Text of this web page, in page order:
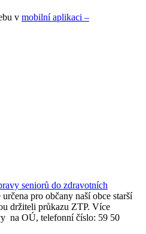
v mobilní aplikaci –
seniorů do zdravotních
pro občany naší obce starší
držiteli průkazu ZTP. Více
na OÚ, telefonní číslo: 59 50